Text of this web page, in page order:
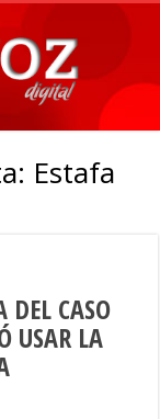
Estafa
CASO
USAR LA